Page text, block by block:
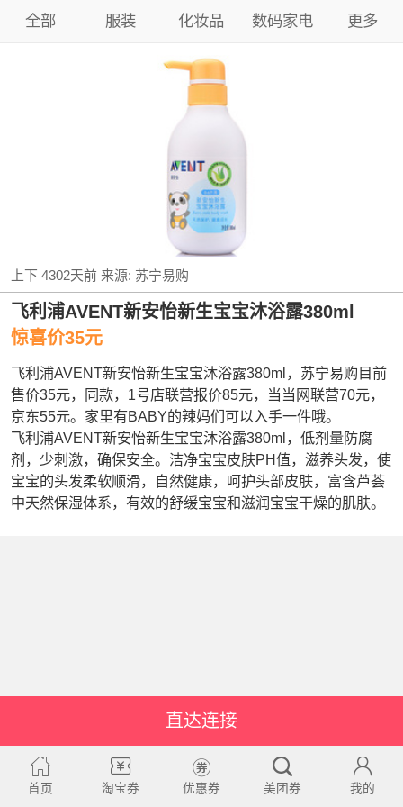
全部 服装 化妆品 数码家电 更多
上下 4302天前来源: 苏宁易购
飞利浦AVENT新安怡新生宝宝沐浴露380ml
惊喜价35元
飞利浦AVENT新安怡新生宝宝沐浴露380ml，苏宁易购目前
售价35元，同款，1号店联营报价85元，当当网联营70元，
京东55元。家里有BABY的辣妈们可以入手一件哦。
飞利浦AVENT新安怡新生宝宝沐浴露380ml，低剂量防腐
剂，少刺激，确保安全。洁净宝宝皮肤PH值，滋养头发，使
宝宝的头发柔软顺滑，自然健康，呵护头部皮肤，富含芦荟
中天然保湿体系，有效的舒缓宝宝和滋润宝宝干燥的肌肤。
直达连接
首页 淘宝券 优惠券 美团券 我的